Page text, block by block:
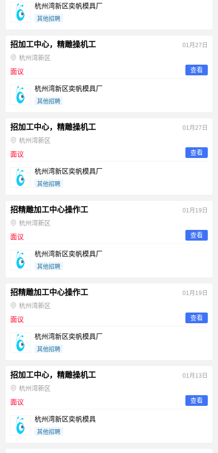
杭州湾新区奕帆模具厂
其他招聘
招加工中心，精雕操机工 01月27日
杭州湾新区
面议 查看
杭州湾新区奕帆模具厂
其他招聘
招加工中心，精雕操机工 01月27日
杭州湾新区
面议 查看
杭州湾新区奕帆模具厂
其他招聘
招精雕加工中心操作工 01月19日
杭州湾新区
面议 查看
杭州湾新区奕帆模具厂
其他招聘
招精雕加工中心操作工 01月19日
杭州湾新区
面议 查看
杭州湾新区奕帆模具厂
其他招聘
招加工中心，精雕操机工 01月13日
杭州湾新区
面议 查看
杭州湾新区奕帆模具
其他招聘